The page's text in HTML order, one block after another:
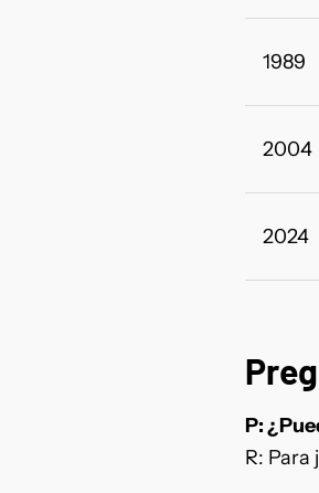
1989
2004
2024
P:
R: